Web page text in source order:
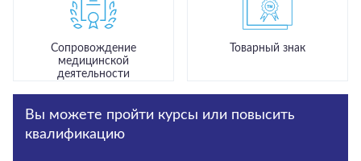
Сопровождение
медицинской
деятельности
Товарный знак
Вы можете пройти курсы или повысить
квалификацию